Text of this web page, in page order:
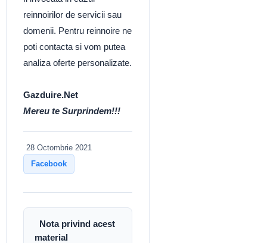
reinnoirilor de servicii sau
domenii. Pentru reinnoire ne
poti contacta si vom putea
analiza oferte personalizate.
Gazduire.Net
Mereu te Surprindem!!!
28 Octombrie 2021
Facebook
Nota privind acest
material